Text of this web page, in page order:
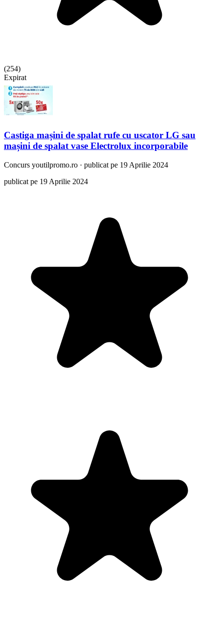
(254)
Expirat
Castiga mașini de spalat rufe cu uscator LG sau
mașini de spalat vase Electrolux incorporabile
Concurs youtilpromo.ro · publicat pe 19 Aprilie 2024
publicat pe 19 Aprilie 2024